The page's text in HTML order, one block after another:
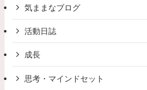
気ままなブログ
活動日誌
成長
思考・マインドセット